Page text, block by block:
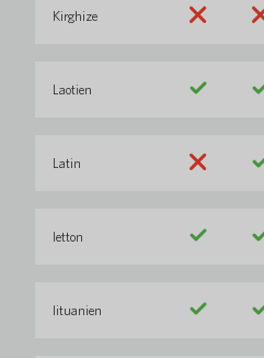
Kirghize
Laotien
Latin
letton
lituanien